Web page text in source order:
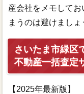
産会社をメモして
まうのは避けましょ
さいたま市緑区
不動産一括査定
【2025年最新版】